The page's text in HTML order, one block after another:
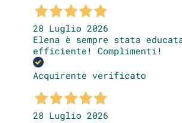
28 Luglio 2026
Elena è sempre stata
efficiente! Complimenti!
Acquirente verificato
28 Luglio 2026